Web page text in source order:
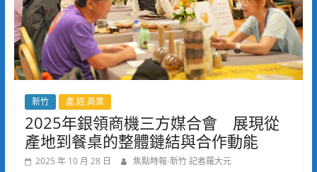
新竹 產.經.商業
2025年銀領商機三方媒合會 展現從
產地到餐桌的整體鏈結與合作動能
2025 年 10 月 28 日 焦點時報-新竹 記者羅大元